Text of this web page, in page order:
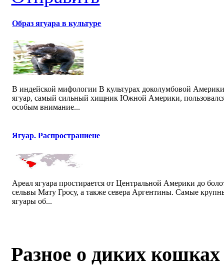
Образ ягуара в культуре
В индейской мифологии В культурах доколумбовой
ягуар, самый сильный хищник Южной Америки,
особым внимание...
Ягуар. Распространиене
Ареал ягуара простирается от Центральной Америки до
сельвы Мату Гросу, а также севера Аргентины. Самые
ягуары об...
Разное о диких кошках